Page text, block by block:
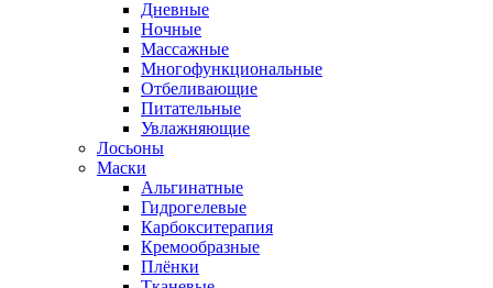
Дневные
Ночные
Массажные
Многофункциональные
Отбеливающие
Питательные
Увлажняющие
Лосьоны
Маски
Альгинатные
Гидрогелевые
Карбокситерапия
Кремообразные
Плёнки